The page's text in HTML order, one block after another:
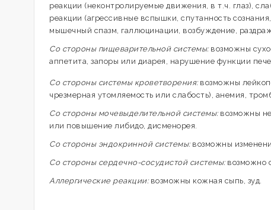
реакции (неконтролируемые движения, в т.ч. глаз),
реакции (агрессивные вспышки, спутанность
мышечный спазм, галлюцинации, возбуждение,
Со стороны пищеварительной системы:возможны
аппетита, запоры или диарея, нарушение функции
Со стороны системы кроветворения:возможны
чрезмерная утомляемость или слабость), анемия,
Со стороны мочевыделительной системы:возможны
или повышение либидо, дисменорея.
Со стороны эндокринной системы:возможны
Со стороны сердечно-сосудистой системы:возможно
Аллергические реакции:возможны кожная сыпь, зуд.